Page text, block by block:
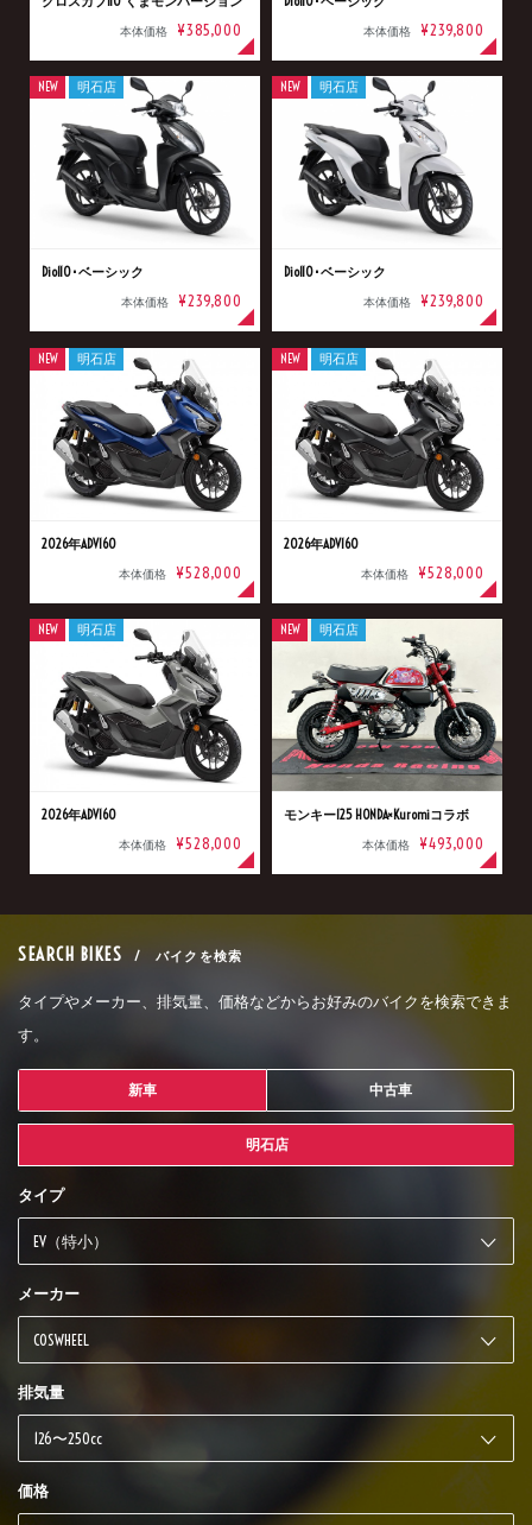
本体価格 ¥385,000 本体価格 ¥239,800
Dio110･ベーシック
本体価格 ¥239,800
NEW 明石店
Dio110･ベーシック
本体価格 ¥239,800
NEW 明石店
2026年ADV160
本体価格 ¥528,000
NEW 明石店
2026年ADV160
本体価格 ¥528,000
NEW 明石店
2026年ADV160
本体価格 ¥528,000
NEW 明石店
モンキー125 HONDA×Kuromiコラボ
本体価格 ¥493,000
NEW 明石店
SEARCH BIKES / バイクを検索
タイプやメーカー、排気量、価格などからお好みのバイクを検索できま
す。
新車 中古車
明石店
タイプ
メーカー
排気量
価格